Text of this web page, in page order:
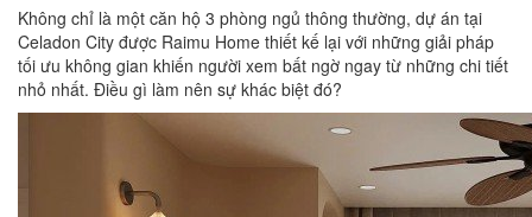
Không chỉ là một căn hộ 3 phòng ngủ thông thường, dự án tại
Celadon City được Raimu Home thiết kế lại với những giải pháp
tối ưu không gian khiến người xem bất ngờ ngay từ những chi tiết
nhỏ nhất. Điều gì làm nên sự khác biệt đó?